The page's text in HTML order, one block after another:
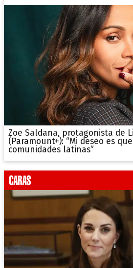
Zoe Saldana, protagonista de
(Paramount+): “Mi deseo es
comunidades latinas”